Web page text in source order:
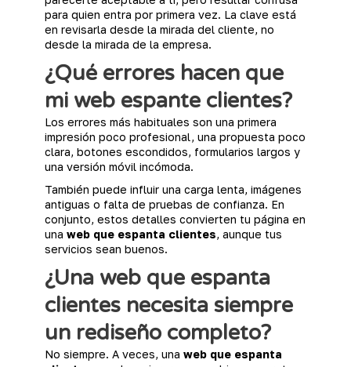
para quien entra por primera vez. La clave está
en revisarla desde la mirada del cliente, no
desde la mirada de la empresa.
¿Qué errores hacen que
mi web espante clientes?
Los errores más habituales son una primera
impresión poco profesional, una propuesta poco
clara, botones escondidos, formularios largos y
una versión móvil incómoda.
También puede influir una carga lenta, imágenes
antiguas o falta de pruebas de confianza. En
conjunto, estos detalles convierten tu página en
unaweb que espanta clientes, aunque tus
servicios sean buenos.
¿Una web que espanta
clientes necesita siempre
un rediseño completo?
No siempre. A veces, unaweb que espanta